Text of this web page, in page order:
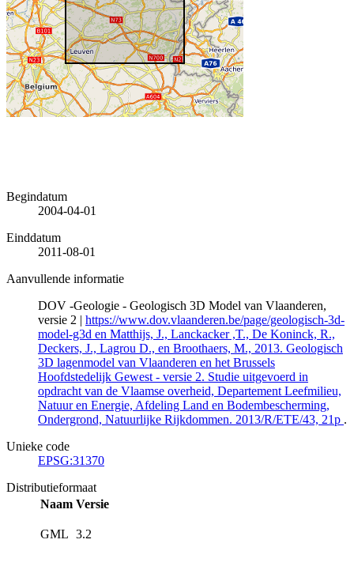
Begindatum
2004-04-01
Einddatum
2011-08-01
Aanvullende informatie
DOV -Geologie - Geologisch 3D Model van Vlaanderen,
versie 2 | https://www.dov.vlaanderen.be/page/geologisch-3d-
model-g3d en Matthijs, J., Lanckacker ,T., De Koninck, R.,
Deckers, J., Lagrou D., en Broothaers, M., 2013. Geologisch
3D lagenmodel van Vlaanderen en het Brussels
Hoofdstedelijk Gewest - versie 2. Studie uitgevoerd in
opdracht van de Vlaamse overheid, Departement Leefmilieu,
Natuur en Energie, Afdeling Land en Bodembescherming,
Ondergrond, Natuurlijke Rijkdommen. 2013/R/ETE/43, 21p .
Unieke code
EPSG:31370
Distributieformaat
Naam Versie
GML 3.2